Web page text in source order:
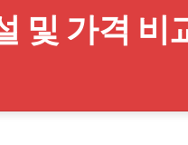
및 가격 비